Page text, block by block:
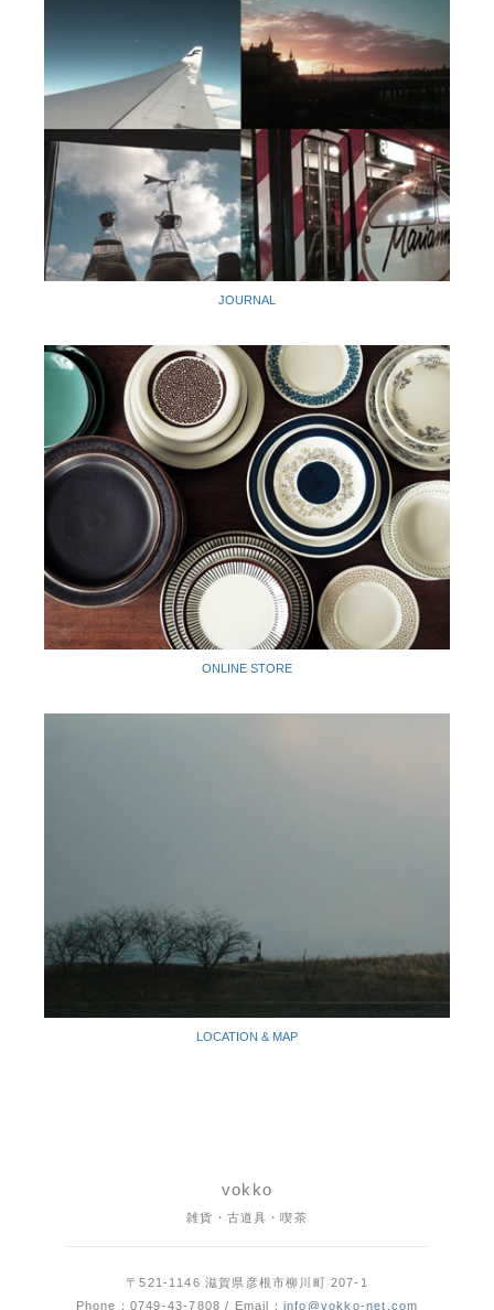
JOURNAL
ONLINE STORE
LOCATION & MAP
vokko
雑貨・古道具・喫茶
〒521-1146 滋賀県彦根市柳川町 207-1
Phone：0749-43-7808 / Email： info@vokko-net.com